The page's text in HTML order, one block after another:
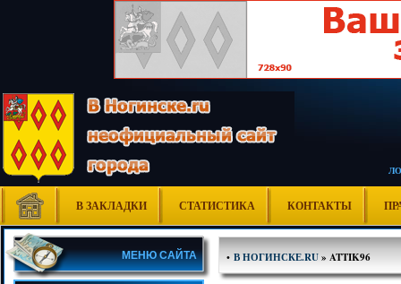
В ЗАКЛАДКИ СТАТИСТИКА КОНТАКТЫ
МЕНЮ САЙТА • В НОГИНСКЕ.RU» ATTIK96